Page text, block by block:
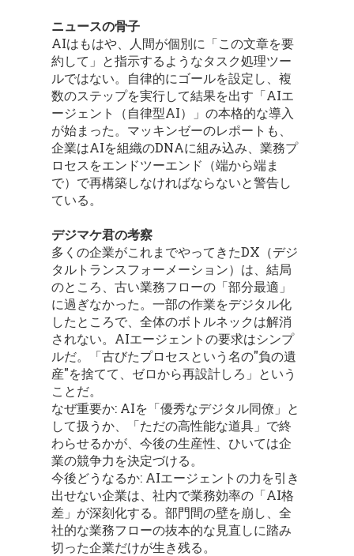
ニュースの骨子
AIはもはや、人間が個別に「この文章を要
約して」と指示するようなタスク処理ツー
ルではない。自律的にゴールを設定し、複
数のステップを実行して結果を出す「AIエ
ージェント（自律型AI）」の本格的な導入
が始まった。マッキンゼーのレポートも、
企業はAIを組織のDNAに組み込み、業務プ
ロセスをエンドツーエンド（端から端ま
で）で再構築しなければならないと警告し
ている。
デジマケ君の考察
多くの企業がこれまでやってきたDX（デジ
タルトランスフォーメーション）は、結局
のところ、古い業務フローの「部分最適」
に過ぎなかった。一部の作業をデジタル化
したところで、全体のボトルネックは解消
されない。AIエージェントの要求はシンプ
ルだ。「古びたプロセスという名の"負の遺
産"を捨てて、ゼロから再設計しろ」という
ことだ。
なぜ重要か: AIを「優秀なデジタル同僚」と
して扱うか、「ただの高性能な道具」で終
わらせるかが、今後の生産性、ひいては企
業の競争力を決定づける。
今後どうなるか: AIエージェントの力を引き
出せない企業は、社内で業務効率の「AI格
差」が深刻化する。部門間の壁を崩し、全
社的な業務フローの抜本的な見直しに踏み
切った企業だけが生き残る。